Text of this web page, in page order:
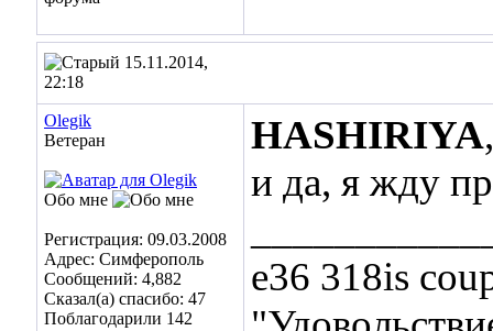
15.11.2014,
22:18
Olegik
Ветеран
Обо мне
Регистрация: 09.03.2008
Адрес: Симферополь
Сообщений: 4,882
Сказал(а) спасибо: 47
Поблагодарили 142
HASHIRIYA
и да, я жду
e36 318is